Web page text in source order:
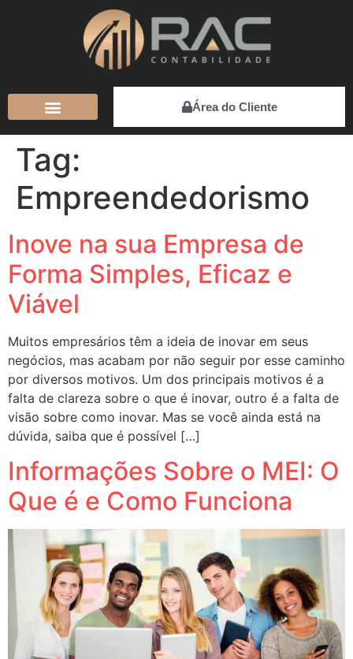
Área do Cliente
Tag:
Empreendedorismo
Inove na sua Empresa de
Forma Simples, Eficaz e
Viável
Muitos empresários têm a ideia de inovar em seus
negócios, mas acabam por não seguir por esse caminho
por diversos motivos. Um dos principais motivos é a
falta de clareza sobre o que é inovar, outro é a falta de
visão sobre como inovar. Mas se você ainda está na
dúvida, saiba que é possível […]
Informações Sobre o MEI: O
Que é e Como Funciona